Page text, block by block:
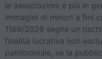
le associazioni e più in
immagini di minori a fini
1169/2026 segna un
finalità lucrativa non
patrimoniale, se la